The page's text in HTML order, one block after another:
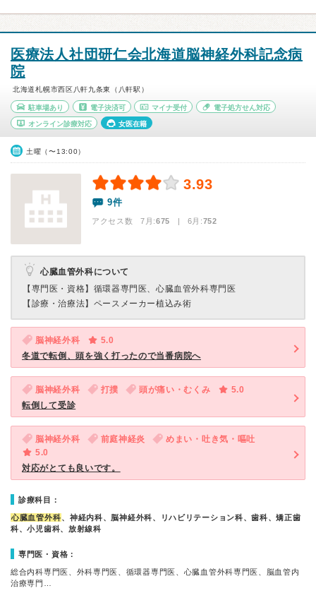
医療法人社団研仁会北海道脳神経外科記念病
院
北海道札幌市西区八軒九条東（八軒駅）
駐車場あり 電子決済可 マイナ受付 電子処方せん対応
オンライン診療対応 女医在籍
土曜（〜13:00）
3.93
9件
アクセス数 7月:675 | 6月:752
心臓血管外科について
【専門医・資格】 循環器専門医、心臓血管外科専門医
【診療・治療法】 ペースメーカー植込み術
脳神経外科
5.0
冬道で転倒、頭を強く打ったので当番病院へ
脳神経外科 打撲 頭が痛い・むくみ
5.0
転倒して受診
脳神経外科 前庭神経炎
めまい・吐き気・嘔吐
5.0
対応がとても良いです。
診療科目：
心臓血管外科、神経内科、脳神経外科、リハビリテーション科、歯科、矯正歯
科、小児歯科、放射線科
専門医・資格：
総合内科専門医、外科専門医、循環器専門医、心臓血管外科専門医、脳血管内
治療専門…